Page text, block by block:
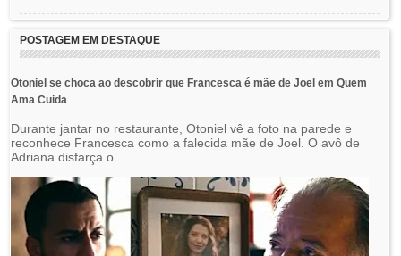
POSTAGEM EM DESTAQUE
Otoniel se choca ao descobrir que Francesca é mãe de Joel em Quem
Ama Cuida
Durante jantar no restaurante, Otoniel vê a foto na parede e
reconhece Francesca como a falecida mãe de Joel. O avô de
Adriana disfarça o ...